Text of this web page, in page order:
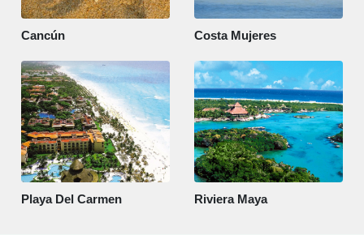
Cancún Costa Mujeres
Playa Del Carmen Riviera Maya